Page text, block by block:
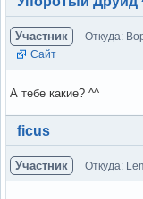
Участник Откуда:
Сайт
А тебе какие? ^^
Вне форума
ficus
Участник Откуда: